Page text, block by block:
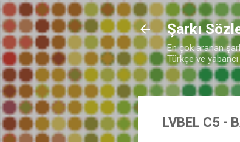
Şarkı
En çok aranan
Türkçe ve
LVBEL C5 -